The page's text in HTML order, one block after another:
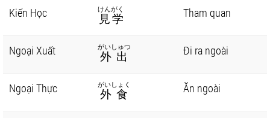
Kiến Học 見学
けんがく Tham quan
Ngoại Xuất 外出
がいしゅつ Đi ra ngoài
Ngoại Thực 外食
がいしょく Ăn ngoài